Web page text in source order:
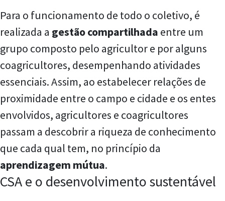
Para o funcionamento de todo o coletivo, é
realizada a gestão compartilhada entre um
grupo composto pelo agricultor e por alguns
coagricultores, desempenhando atividades
essenciais. Assim, ao estabelecer relações de
proximidade entre o campo e cidade e os entes
envolvidos, agricultores e coagricultores
passam a descobrir a riqueza de conhecimento
que cada qual tem, no princípio da
aprendizagem mútua.
CSA e o desenvolvimento sustentável